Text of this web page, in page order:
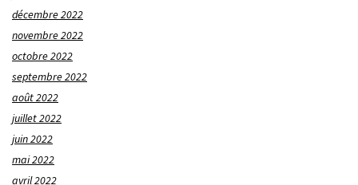
décembre 2022
novembre 2022
octobre 2022
septembre 2022
août 2022
juillet 2022
juin 2022
mai 2022
avril 2022